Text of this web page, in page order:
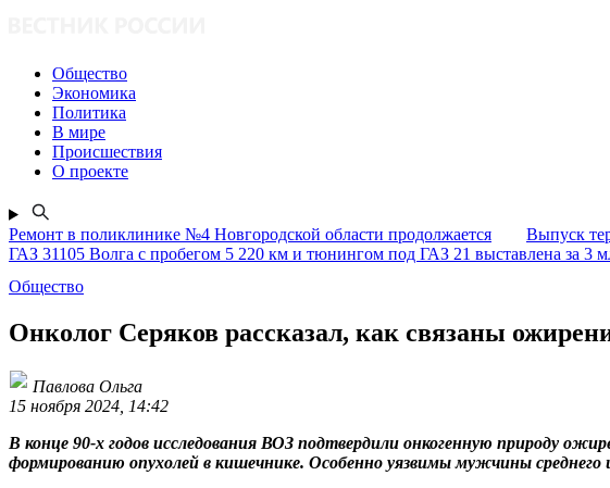
Общество
Экономика
Политика
В мире
Происшествия
О проекте
Ремонт в поликлинике №4 Новгородской области продолжается Выпуск
ГАЗ 31105 Волга с пробегом 5 220 км и тюнингом под ГАЗ 21 выставлена за 3
Общество
Онколог Серяков рассказал, как связаны
Павлова Ольга
15 ноября 2024, 14:42
В конце 90-х годов исследования ВОЗ подтвердили онкогенную природу
формированию опухолей в кишечнике. Особенно уязвимы мужчины среднего